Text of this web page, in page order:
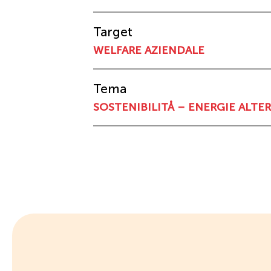
Target
WELFARE AZIENDALE
Tema
SOSTENIBILITÅ – ENERGIE